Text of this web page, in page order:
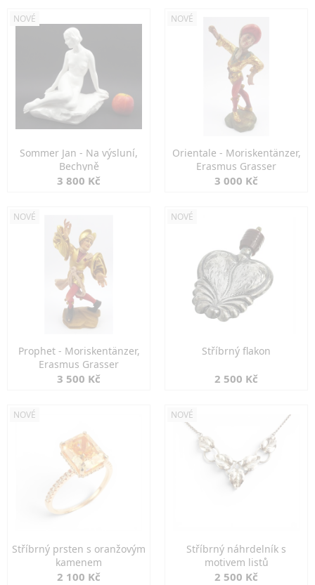
NOVÉ
Sommer Jan - Na výsluní,
Bechyně
3 800 Kč
NOVÉ
Orientale - Moriskentänzer,
Erasmus Grasser
3 000 Kč
NOVÉ
Prophet - Moriskentänzer,
Erasmus Grasser
3 500 Kč
NOVÉ
Stříbrný flakon
2 500 Kč
NOVÉ
Stříbrný prsten s oranžovým
kamenem
2 100 Kč
NOVÉ
Stříbrný náhrdelník s
motivem listů
2 500 Kč